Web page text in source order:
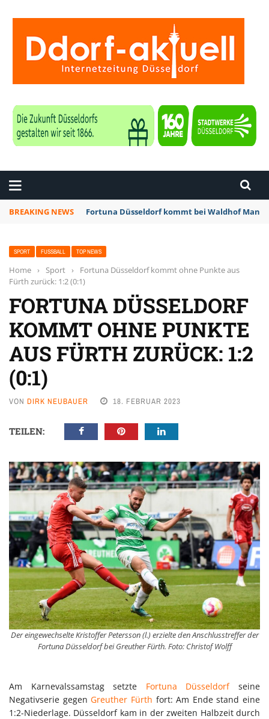
BREAKING NEWS Fortuna Düsseldorf kommt bei Waldhof
SPORT FUSSBALL TOP NEWS
Home › Sport ›
Fortuna Düsseldorf kommt ohne Punkte aus
Fürth zurück: 1:2 (0:1)
FORTUNA DÜSSELDORF
KOMMT OHNE PUNKTE
AUS FÜRTH ZURÜCK: 1:2
(0:1)
VON DIRK NEUBAUER 18. FEBRUAR 2023
TEILEN:
Der eingewechselte Kristoffer Petersson (l.) erzielte den Anschlusstreffer der
Fortuna Düsseldorf bei Greuther Fürth. Foto: Christof Wolff
Am Karnevalssamstag setzte Fortuna Düsseldorfseine
Negativserie gegenGreuther Fürth fort: Am Ende stand eine
1:2-Niederlage. Düsseldorf kam in der zweiten Halbzeit durch